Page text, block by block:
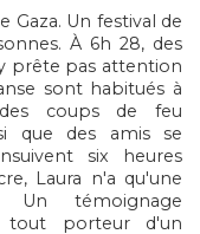
Gaza. Un festival de
À 6h 28, des
prête pas attention
sont habitués à
coups de feu
que des amis se
six heures
Laura n'a qu'une
Un témoignage
tout porteur d'un